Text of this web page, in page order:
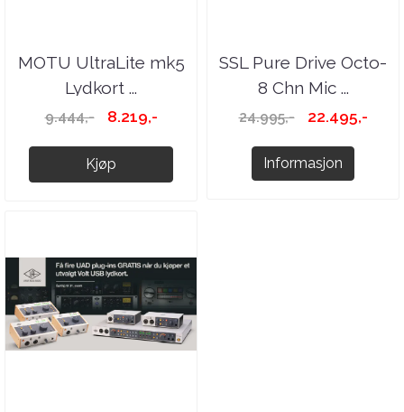
MOTU UltraLite mk5
Lydkort ...
9.444,- 8.219,-
Kjøp
SSL Pure Drive Octo-
8 Chn Mic ...
24.995,- 22.495,-
Informasjon